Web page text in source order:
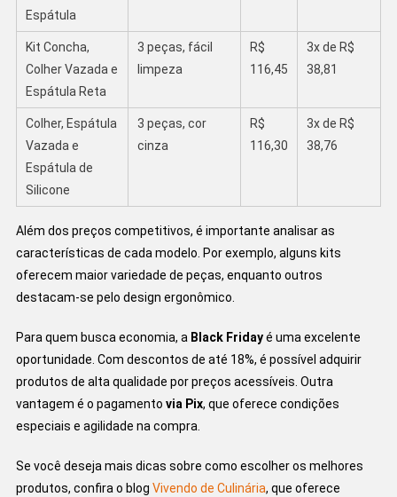
Espátula
Kit Concha,
Colher Vazada e
Espátula Reta
3 peças, fácil
limpeza
R$
116,45
3x de R$
38,81
Colher, Espátula
Vazada e
Espátula de
Silicone
3 peças, cor
cinza
R$
116,30
3x de R$
38,76
Além dos preços competitivos, é importante analisar as
características de cada modelo. Por exemplo, alguns kits
oferecem maior variedade de peças, enquanto outros
destacam-se pelo design ergonômico.
Para quem busca economia, a Black Fridayé uma excelente
oportunidade. Com descontos de até 18%, é possível adquirir
produtos de alta qualidade por preços acessíveis. Outra
vantagem é o pagamento via Pix, que oferece condições
especiais e agilidade na compra.
Se você deseja mais dicas sobre como escolher os melhores
produtos, confira o blog Vivendo de Culinária, que oferece